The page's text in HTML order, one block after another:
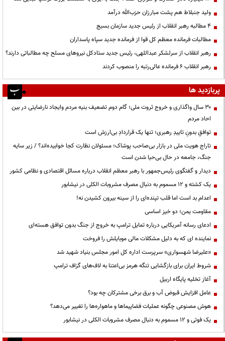
ولید جنبلاط هم پشت مبارزان حزب‌الله درآمد
۴ مطالبه رهبر انقلاب از رئیس جدید سازمان بسیج
مطالبات فرمانده معظم کل قوا از فرمانده جدید سپاه پاسداران
رهبر انقلاب از سرلشکر عبداللهی، رئیس جدید ستادکل نیروهای مسلح چه مطالباتی دارند؟
رهبر انقلاب ۶ فرمانده عالی‌رتبه را منصوب کردند
پربازدید ها
۳۰ سال واگذاری و خروج ثروت ملی؛ گام دوم تضعیف بنیه مردم وایجاد نارضایتی در بین
احاد مردم
توافقِ بدونِ تاییدِ رهبری؛ تنها یک قراردادِ بی‌ارزش است
تاراج هویت ملی در بازار بی‌صاحب پوشاک؛ مسئولان نظارت کجا خوابیده‌اند؟ / زیر سایه
جنگ، جامعه در حال بی‌حیا شدن است
دیدار و گفتگوی رئیس‌جمهور با رهبر معظم انقلاب درباره مسائل اقتصادی و نظامی کشور
یک کشته و ۱۲ مسموم به دنبال مصرف مشروبات الکلی در نیشابور
اعدام بد است اما قلب تپنده‌ای را از سینه بیرون کشیدن نه!
مقاومت یمن؛ دو خیز اساسی
ادعای رسانه آمریکایی درباره تمایل ترامپ به خروج از جنگ بدون توافق هسته‌ای
نماینده ای که به دلیل مشکلات مالی موبایلش را فروخت
«علیرضا شهسواری» سرپرست اداره کل امور مجلس بنیاد شهید شد
شروط ایران برای بازگشایی تنگه هرمز بی‌اعتنا به لاف‌های گزاف ترامپ
آغاز تخلیه پایگاه اربیل
عامل افزایش قبوض آب و برق برخی مشترکان چه بود؟
هوش مصنوعی چگونه عملیات فضاپیماها و ماهواره‌ها را تغییر می‌دهد؟
یک فوتی و ۱۲ مسموم به دنبال مصرف مشروبات الکلی در نیشابور